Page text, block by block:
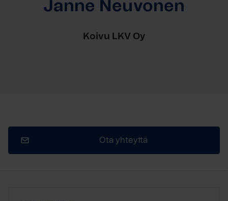
Janne Neuvonen
Koivu LKV Oy
Ota yhteyttä